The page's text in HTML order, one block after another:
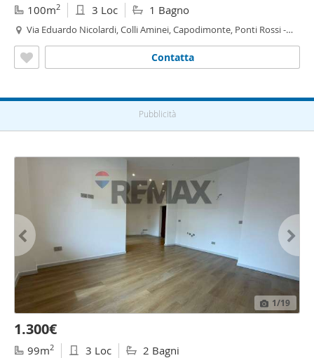
100m2 3 Loc 1 Bagno
Via Eduardo Nicolardi, Colli Aminei, Capodimonte, Ponti Rossi -
Contatta
Pubblicità
1/19
1.300€
99m2 3 Loc 2 Bagni